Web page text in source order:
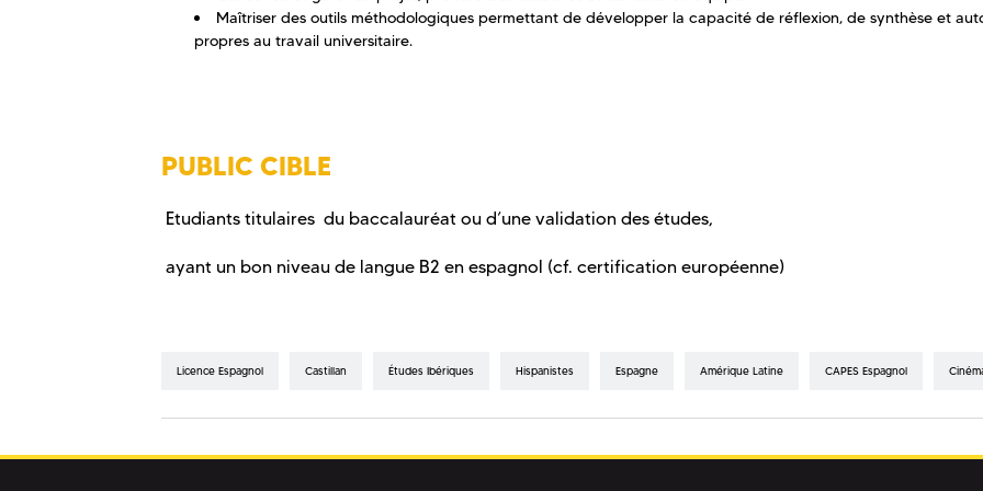
Maîtriser des outils méthodologiques permettant de développer la capacité de réflexion, de synthèse et
propres au travail universitaire.
PUBLIC CIBLE
Etudiants titulaires du baccalauréat ou d’une validation des études,
ayant un bon niveau de langue B2 en espagnol (cf. certification européenne)
Licence Espagnol Castillan Études Ibériques Hispanistes Espagne Amérique Latine CAPES Espagnol